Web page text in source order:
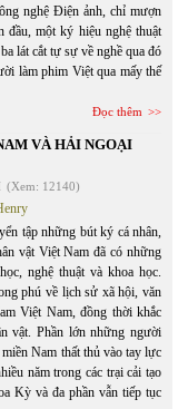
nghệ Điện ảnh, chỉ mượn
một ký hiệu nghệ thuật
lát cắt tự sự về nghề qua đó
làm phim Việt qua mấy thế
Đọc thêm
VÀ HẢI NGOẠI
(Xem: 12140)
tập những bút ký cá nhân,
vật Việt Nam đã có những
nghệ thuật và khoa học.
phú về lịch sử xã hội, văn
Việt Nam, đồng thời khắc
vật. Phần lớn những người
Nam thất thủ vào tay lực
năm trong các trại cải tạo
Kỳ và đa phần vẫn tiếp tục